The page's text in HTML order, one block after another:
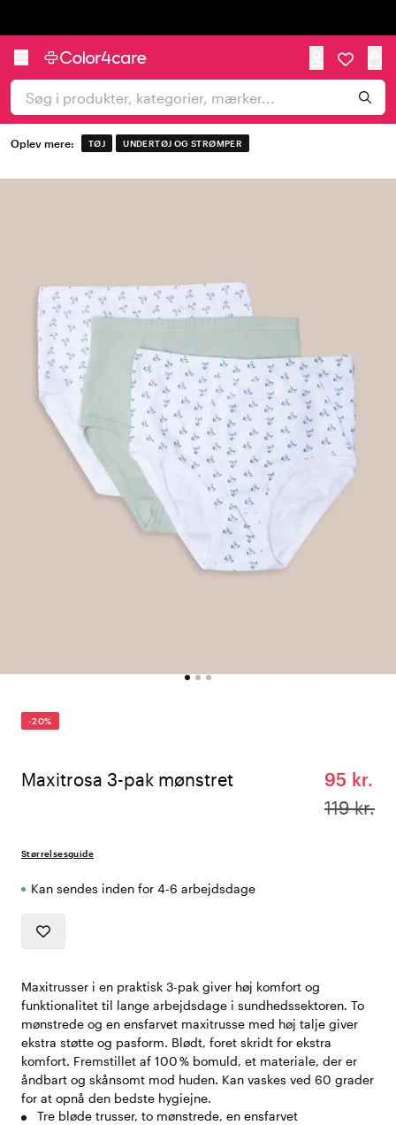
Oplev mere: TØJ UNDERTØJ OG STRØMPER
-20%
Maxitrosa 3-pak mønstret
95 kr.
119 kr.
Størrelsesguide
Kan sendes inden for 4-6 arbejdsdage
Maxitrusser i en praktisk 3-pak giver høj komfort og
funktionalitet til lange arbejdsdage i sundhedssektoren. To
mønstrede og en ensfarvet maxitrusse med høj talje giver
ekstra støtte og pasform. Blødt, foret skridt for ekstra
komfort. Fremstillet af 100 % bomuld, et materiale, der er
åndbart og skånsomt mod huden. Kan vaskes ved 60 grader
for at opnå den bedste hygiejne.
Tre bløde trusser, to mønstrede, en ensfarvet